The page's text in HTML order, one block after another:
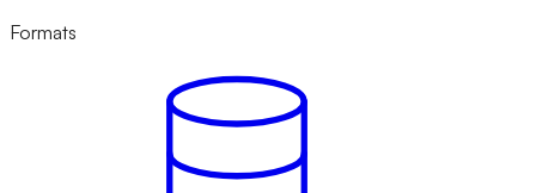
Formats